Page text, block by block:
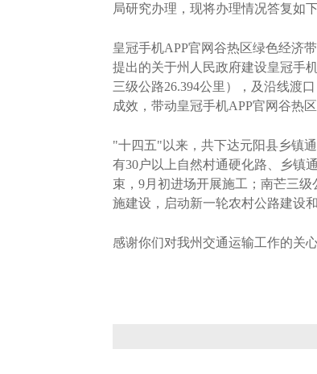
局研究办理，现将办理情况答复如下
皇冠手机APP官网谷热区绿色经济
提出的关于州人民政府建设皇冠手
三级公路26.394公里），及沿线渡
成效，带动皇冠手机APP官网谷热
"十四五"以来，共下达元阳县乡镇
有30户以上自然村通硬化路、乡镇
束，9月初进场开展施工；南芒三
施建设，启动新一轮农村公路建设
感谢你们对我州交通运输工作的关